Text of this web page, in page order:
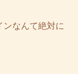
ンなんて絶対に